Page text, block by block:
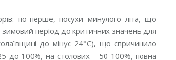
по-перше, посухи минулого літа, що
період до критичних значень для
до мінус 24°С), що спричинило
до 100%, на столових – 50-100%, повна